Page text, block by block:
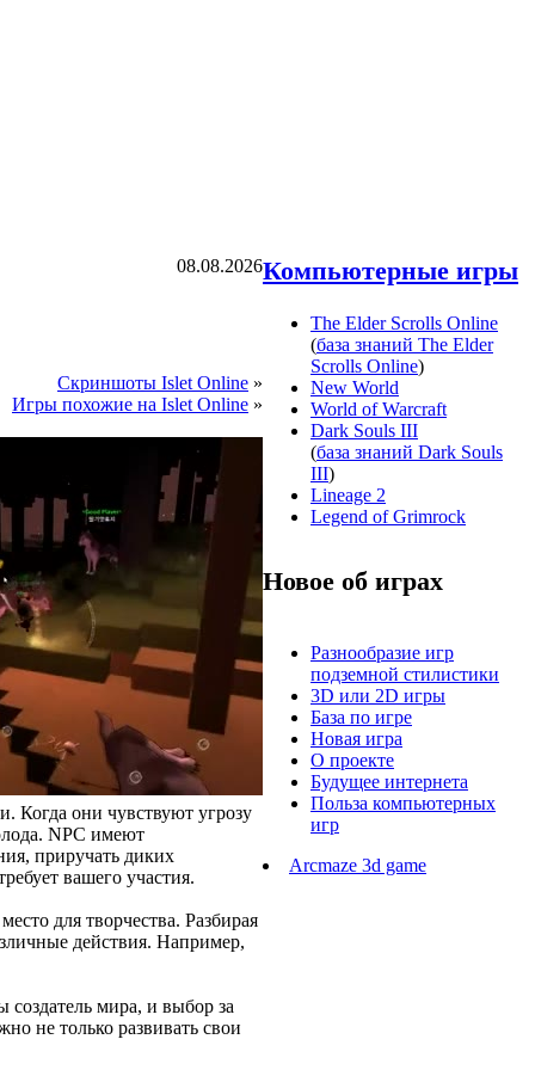
08.08.2026
Скриншоты Islet Online »
Игры похожие на Islet Online »
Когда они чувствуют угрозу
NPC имеют
приручать диких
вашего участия.
для творчества. Разбирая
действия. Например,
мира, и выбор за
не только развивать свои
Компьютерные игры
The Elder Scrolls Online
(база знаний The Elder
Scrolls Online)
New World
World of Warcraft
Dark Souls III
(база знаний Dark Souls
III)
Lineage 2
Legend of Grimrock
Новое об играх
Разнообразие игр
подземной стилистики
3D или 2D игры
База по игре
Новая игра
О проекте
Будущее интернета
Польза компьютерных
игр
Arcmaze 3d game